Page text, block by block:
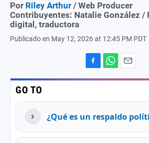
Por Riley Arthur / Web Producer
Contribuyentes: Natalie González /
digital, traductora
Publicado en May 12, 2026 at 12:45 PM PDT
a
e
o
k
h
t
A
p
m
i
GO TO
¿Qué es un respaldo